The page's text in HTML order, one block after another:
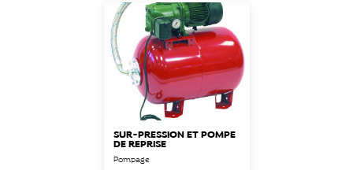
SUR-PRESSION ET POMPE
DE REPRISE
Pompage